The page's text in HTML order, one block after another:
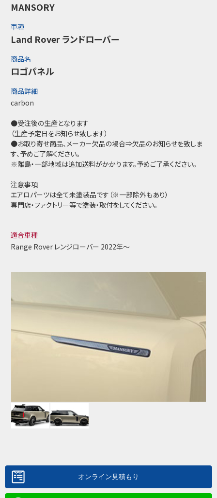
MANSORY
車種
Land Rover ランドローバー
商品名
ロゴパネル
商品詳細
carbon
●受注後の生産となります
（生産予定日をお知らせ致します）
●お取り寄せ商品、メーカー欠品の場合⇒欠品のお知らせを致しま
す、予めご了解ください。
※離島・一部地域は追加送料がかかります。予めご了承ください。
注意事項
エアロパーツは全て未塗装品です（※一部除外もあり）
専門店・ファクトリー等で塗装・取付をしてください。
適合車種
Range Rover レンジローバー 2022年～